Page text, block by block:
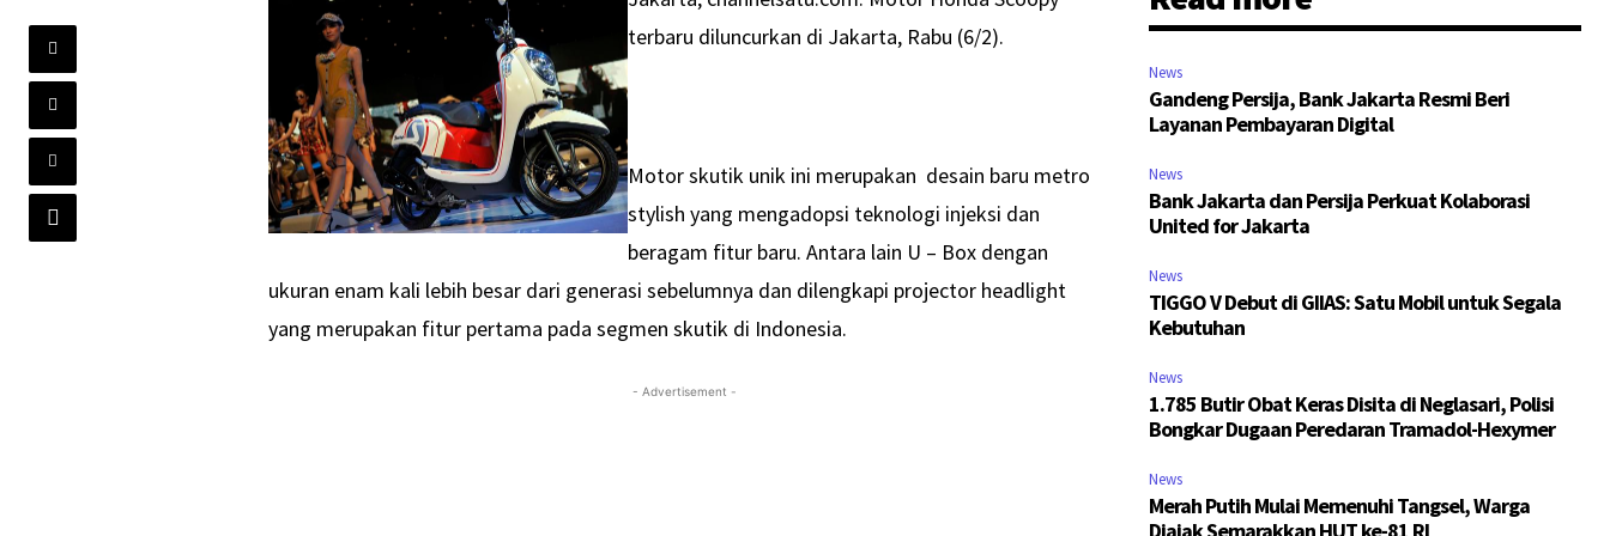
terbaru diluncurkan di Jakarta, Rabu (6/2).
Motor skutik unik ini merupakan desain baru metro
stylish yang mengadopsi teknologi injeksi dan
beragam fitur baru. Antara lain U – Box dengan
ukuran enam kali lebih besar dari generasi sebelumnya dan dilengkapi projector headlight
yang merupakan fitur pertama pada segmen skutik di Indonesia.
- Advertisement -
News
Gandeng Persija, Bank Jakarta Resmi Beri
Layanan Pembayaran Digital
News
Bank Jakarta dan Persija Perkuat Kolaborasi
United for Jakarta
News
TIGGO V Debut di GIIAS: Satu Mobil untuk Segala
Kebutuhan
News
1.785 Butir Obat Keras Disita di Neglasari, Polisi
Bongkar Dugaan Peredaran Tramadol-Hexymer
News
Merah Putih Mulai Memenuhi Tangsel, Warga
Diajak Semarakkan HUT ke-81 RI